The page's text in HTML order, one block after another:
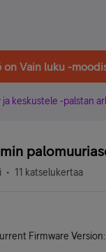
on Vain luku -
ja keskustele -palstan
11 katselukertaa
Firmware